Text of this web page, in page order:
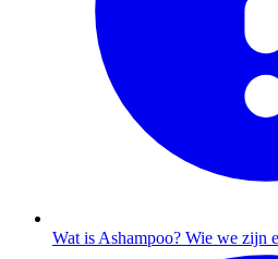
Wat is Ashampoo? Wie we zijn